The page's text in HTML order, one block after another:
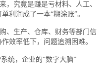
究竟是赚是亏材料、人工、
利润成了一本“糊涂账”。
生产、仓库、财务等部门信
效率低下，问题追溯困难。
统，企业的“数字大脑”